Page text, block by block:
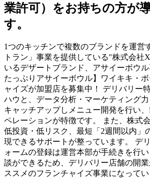
業許可）をお持ちの方が
す。
1つのキッチンで複数のブランドを運営
トラン」事業を提供している"株式会社
いるデザートブランド、アサイーボウ
たっぷりアサイーボウル】ワイキキ・
ャイズが加盟店を募集中！ デリバリー
ハウと、データ分析・マーケティング
キャッチアップしメニュー開発を行い
ペレーションが特徴です。 また、株式
低投資・低リスク、最短「2週間以内」
現できるサポートが整っています。 デ
ォームの登録は運営本部が手続きを行
談ができるため、デリバリー店舗の開
ススメのフランチャイズ事業になってい